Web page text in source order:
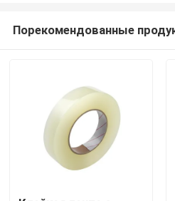
Порекомендованные